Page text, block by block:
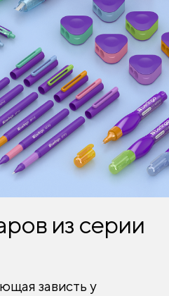
нет
нет
9.4
17.4
13.7
1
из серии
зависть у